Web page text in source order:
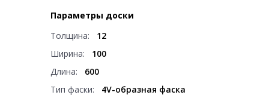
Параметры доски
Толщина:
12
Ширина:
100
Длина:
600
Тип фаски:
4V-образная фаска